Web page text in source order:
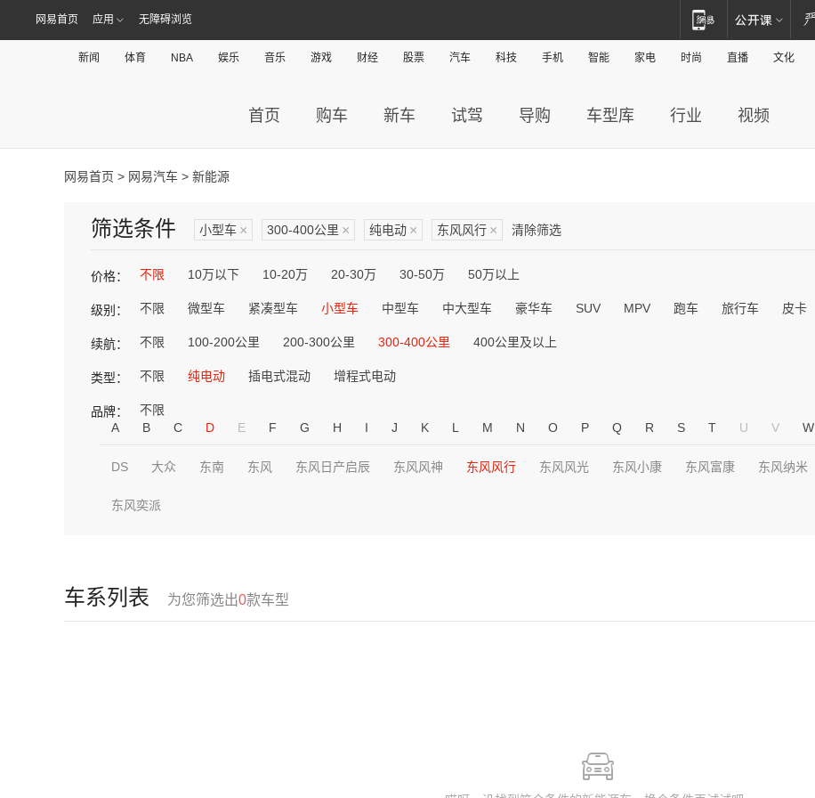
网易首页 应用 无障碍浏览
新闻 体育 NBA 娱乐 音乐 游戏 财经 股票 汽车 科技 手机 智能 家电 时尚 直播 文化
首页 购车 新车 试驾 导购 车型库 行业 视频
网易首页 > 网易汽车 > 新能源
筛选条件 小型车 × 300-400公里 × 纯电动 × 东风风行 × 清除筛选
价格： 不限 10万以下 10-20万 20-30万 30-50万 50万以上
级别： 不限 微型车 紧凑型车 小型车 中型车 中大型车 豪华车 SUV MPV 跑车 旅行车 皮卡
续航： 不限 100-200公里 200-300公里 300-400公里 400公里及以上
类型： 不限 纯电动 插电式混动 增程式电动
品牌：
不限
A
B C D E F G H I J K L M N O P Q R S T U V W
DS 大众 东南 东风 东风日产启辰 东风风神 东风风行 东风风光 东风小康 东风富康 东风纳米
东风奕派
车系列表 为您筛选出0款车型